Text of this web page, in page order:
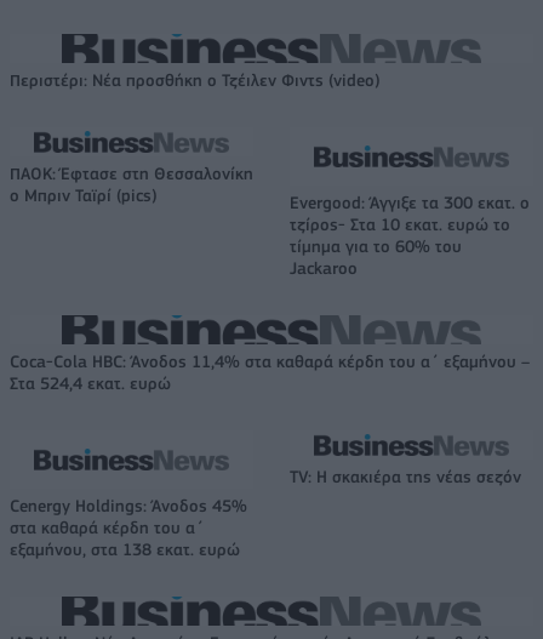
Περιστέρι: Νέα προσθήκη ο Τζέιλεν Φιντς (video)
ΠΑΟΚ: Έφτασε στη Θεσσαλονίκη
ο Μπριν Ταϊρί (pics)
Evergood: Άγγιξε τα 300 εκατ. ο
τζίρος- Στα 10 εκατ. ευρώ το
τίμημα για το 60% του
Jackaroo
Coca-Cola HBC: Άνοδος 11,4% στα καθαρά κέρδη του α΄ εξαμήνου –
Στα 524,4 εκατ. ευρώ
Cenergy Holdings: Άνοδος 45%
στα καθαρά κέρδη του α΄
εξαμήνου, στα 138 εκατ. ευρώ
TV: Η σκακιέρα της νέας σεζόν